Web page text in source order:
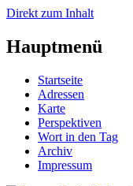
Direkt zum Inhalt
Hauptmenü
Startseite
Adressen
Karte
Perspektiven
Wort in den Tag
Archiv
Impressum